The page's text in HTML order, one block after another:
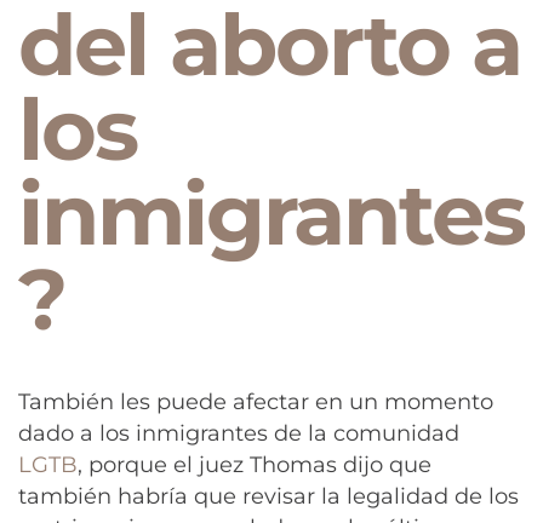
del aborto a
los
inmigrantes
?
También les puede afectar en un momento
dado a los inmigrantes de la comunidad
LGTB, porque el juez Thomas dijo que
también habría que revisar la legalidad de los